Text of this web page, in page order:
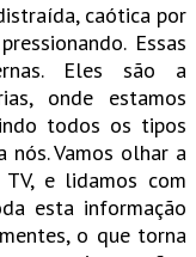
caótica por
Essas
Eles são a
onde estamos
todos os tipos
nós. Vamos olhar a
e lidamos com
esta informação
o que torna